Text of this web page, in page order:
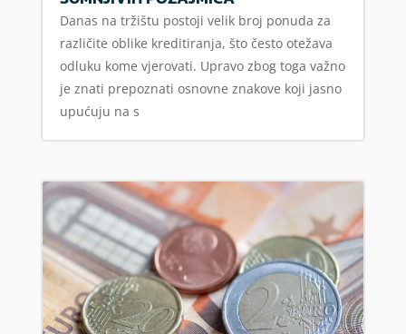
Danas na tržištu postoji velik broj ponuda za
različite oblike kreditiranja, što često otežava
odluku kome vjerovati. Upravo zbog toga važno
je znati prepoznati osnovne znakove koji jasno
upućuju na s